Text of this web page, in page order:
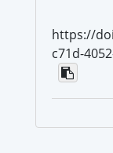
https://
c71d-